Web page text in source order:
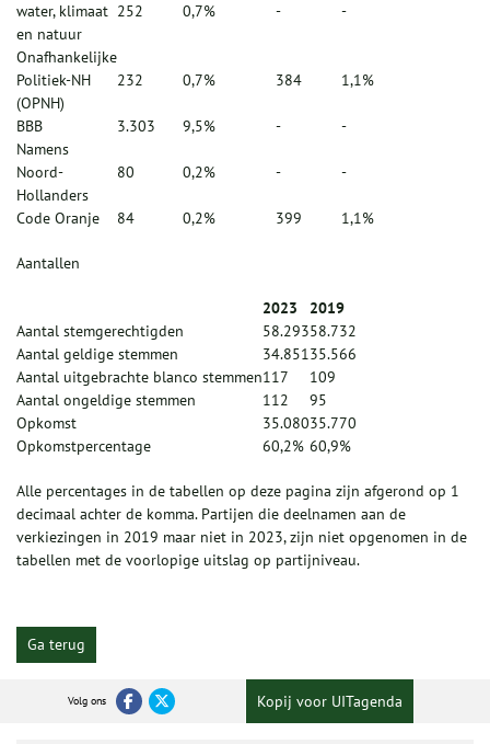
water, klimaat
en natuur
252 0,7% - -
Onafhankelijke
Politiek-NH
(OPNH)
232 0,7% 384 1,1%
BBB 3.303 9,5% -
-
Namens
Noord-
Hollanders
80 0,2% - -
Code Oranje 84 0,2% 399 1,1%
Aantallen
2023
2019
Aantal stemgerechtigden
58.29358.732
Aantal geldige stemmen
34.85135.566
Aantal uitgebrachte blanco stemmen117
109
Aantal ongeldige stemmen
112
95
Opkomst
35.08035.770
Opkomstpercentage
60,2% 60,9%
Alle percentages in de tabellen op deze pagina zijn afgerond op 1
decimaal achter de komma. Partijen die deelnamen aan de
verkiezingen in 2019 maar niet in 2023, zijn niet opgenomen in de
tabellen met de voorlopige uitslag op partijniveau.
Ga terug
Volg ons Kopij voor UITagenda